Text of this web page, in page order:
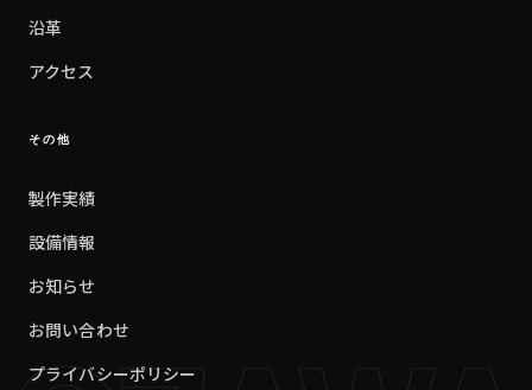
沿革
アクセス
その他
製作実績
設備情報
お知らせ
お問い合わせ
プライバシーポリシー